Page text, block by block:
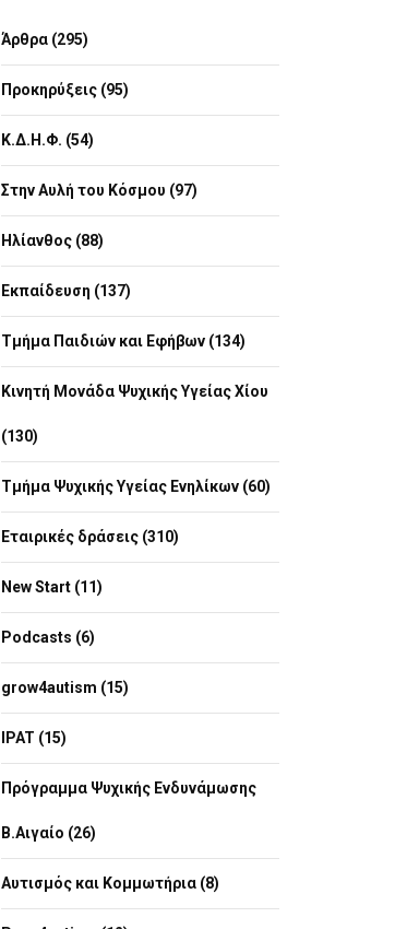
Άρθρα (295)
Προκηρύξεις (95)
Κ.Δ.Η.Φ. (54)
Στην Αυλή του Κόσμου (97)
Ηλίανθος (88)
Εκπαίδευση (137)
Τμήμα Παιδιών και Εφήβων (134)
Κινητή Μονάδα Ψυχικής Υγείας Χίου
(130)
Τμήμα Ψυχικής Υγείας Ενηλίκων (60)
Εταιρικές δράσεις (310)
New Start (11)
Podcasts (6)
grow4autism (15)
IPAT (15)
Πρόγραμμα Ψυχικής Ενδυνάμωσης
Β.Αιγαίο (26)
Αυτισμός και Κομμωτήρια (8)